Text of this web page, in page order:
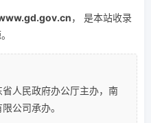
， 是本站收录
人民政府办公厅主办，南
公司承办。